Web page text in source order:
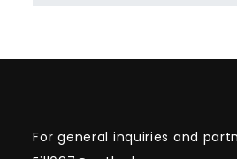
For general inquiries and